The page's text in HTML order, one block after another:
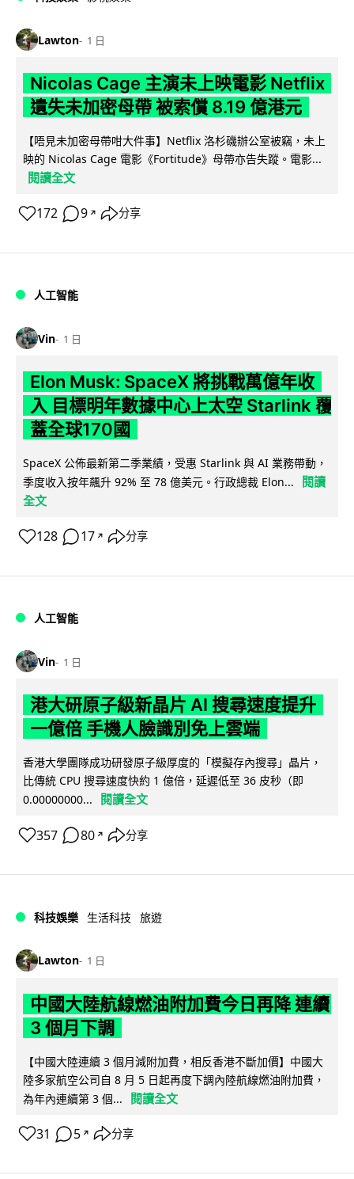
Lawton 1 日
Nicolas Cage 主演未上映電影 Netflix
遺失未加密母帶 被索償 8.19 億港元
【唔見未加密母帶咁大件事】Netflix 洛杉磯辦公室被竊，未上
映的 Nicolas Cage 電影《Fortitude》母帶亦告失蹤。電影...
閱讀全文
172 9 ↗ 分享
人工智能
Vin 1 日
Elon Musk: SpaceX 將挑戰萬億年收
入 目標明年數據中心上太空 Starlink 覆
蓋全球170國
SpaceX 公佈最新第二季業績，受惠 Starlink 與 AI 業務帶動，
季度收入按年飆升 92% 至 78 億美元。行政總裁 Elon...
閱讀
全文
128 17 ↗ 分享
人工智能
Vin 1 日
港大研原子級新晶片 AI 搜尋速度提升
一億倍 手機人臉識別免上雲端
香港大學團隊成功研發原子級厚度的「模擬存內搜尋」晶片，
比傳統 CPU 搜尋速度快約 1 億倍，延遲低至 36 皮秒（即
0.00000000...
閱讀全文
357 80 ↗ 分享
科技娛樂 生活科技 旅遊
Lawton 1 日
中國大陸航線燃油附加費今日再降 連續
3 個月下調
【中國大陸連續 3 個月減附加費，相反香港不斷加價】中國大
陸多家航空公司自 8 月 5 日起再度下調內陸航線燃油附加費，
為年內連續第 3 個...
閱讀全文
31 5 ↗ 分享